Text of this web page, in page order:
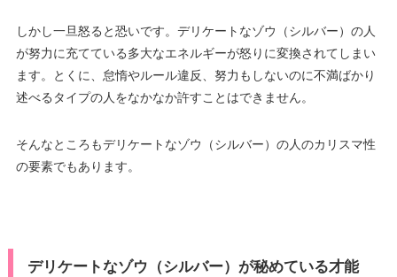
しかし一旦怒ると恐いです。デリケートなゾウ（シルバー）の人
が努力に充てている多大なエネルギーが怒りに変換されてしまい
ます。とくに、怠惰やルール違反、努力もしないのに不満ばかり
述べるタイプの人をなかなか許すことはできません。
そんなところもデリケートなゾウ（シルバー）の人のカリスマ性
の要素でもあります。
デリケートなゾウ（シルバー）が秘めている才能